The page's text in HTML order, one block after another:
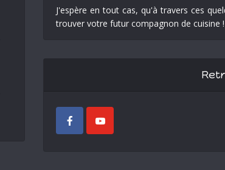
J'espère en tout cas, qu'à travers ces
trouver votre futur compagnon de cuisine !